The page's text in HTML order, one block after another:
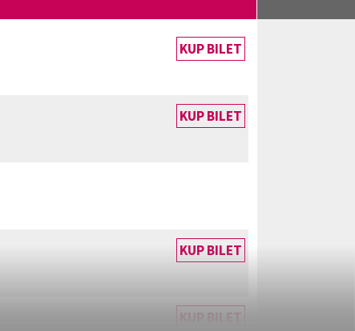
KUP BILET
KUP BILET
KUP BILET
KUP BILET